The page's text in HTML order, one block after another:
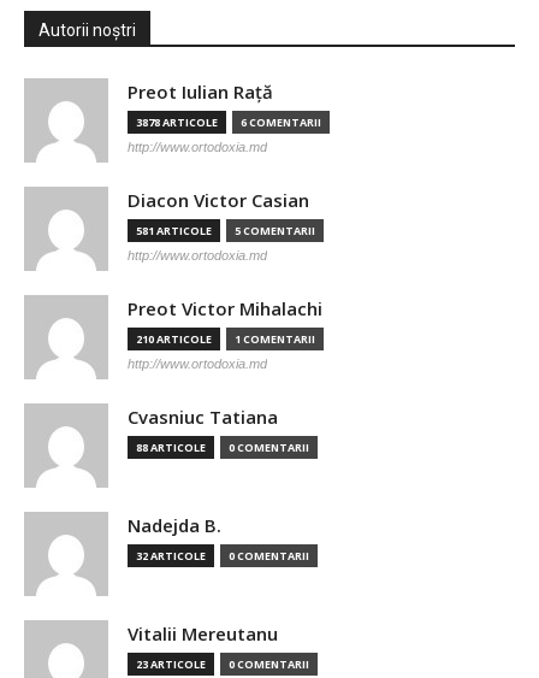
Autorii noștri
Preot Iulian Raţă
3878 ARTICOLE 6 COMENTARII
http://www.ortodoxia.md
Diacon Victor Casian
581 ARTICOLE 5 COMENTARII
http://www.ortodoxia.md
Preot Victor Mihalachi
210 ARTICOLE 1 COMENTARII
http://www.ortodoxia.md
Cvasniuc Tatiana
88 ARTICOLE 0 COMENTARII
Nadejda B.
32 ARTICOLE 0 COMENTARII
Vitalii Mereutanu
23 ARTICOLE 0 COMENTARII